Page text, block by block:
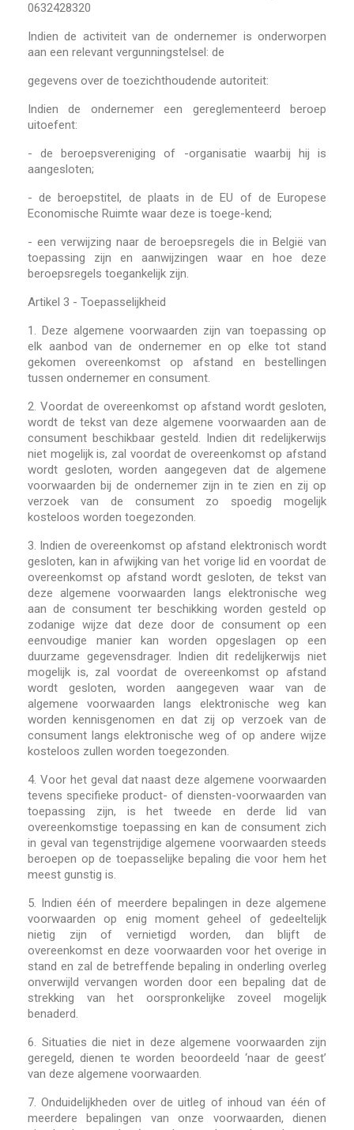
0632428320
Indien de activiteit van de ondernemer is onderworpen
aan een relevant vergunningstelsel: de
gegevens over de toezichthoudende autoriteit:
Indien de ondernemer een gereglementeerd beroep
uitoefent:
-
de beroepsvereniging of -organisatie waarbij hij is
aangesloten;
- de beroepstitel, de plaats in de EU of de Europese
Economische Ruimte waar deze is toege-kend;
- een verwijzing naar de beroepsregels die in België van
toepassing zijn en aanwijzingen waar en hoe deze
beroepsregels toegankelijk zijn.
Artikel 3 - Toepasselijkheid
1. Deze algemene voorwaarden zijn van toepassing op
elk aanbod van de ondernemer en op elke tot stand
gekomen overeenkomst op afstand en bestellingen
tussen ondernemer en consument.
2. Voordat de overeenkomst op afstand wordt gesloten,
wordt de tekst van deze algemene voorwaarden aan de
consument beschikbaar gesteld. Indien dit redelijkerwijs
niet mogelijk is, zal voordat de overeenkomst op afstand
wordt gesloten, worden aangegeven dat de algemene
voorwaarden bij de ondernemer zijn in te zien en zij op
verzoek van de consument zo spoedig mogelijk
kosteloos worden toegezonden.
3. Indien de overeenkomst op afstand elektronisch wordt
gesloten, kan in afwijking van het vorige lid en voordat de
overeenkomst op afstand wordt gesloten, de tekst van
deze algemene voorwaarden langs elektronische weg
aan de consument ter beschikking worden gesteld op
zodanige wijze dat deze door de consument op een
eenvoudige manier kan worden opgeslagen op een
duurzame gegevensdrager. Indien dit redelijkerwijs niet
mogelijk is, zal voordat de overeenkomst op afstand
wordt gesloten, worden aangegeven waar van de
algemene voorwaarden langs elektronische weg kan
worden kennisgenomen en dat zij op verzoek van de
consument langs elektronische weg of op andere wijze
kosteloos zullen worden toegezonden.
4. Voor het geval dat naast deze algemene voorwaarden
tevens specifieke product- of diensten-voorwaarden van
toepassing zijn, is het tweede en derde lid van
overeenkomstige toepassing en kan de consument zich
in geval van tegenstrijdige algemene voorwaarden steeds
beroepen op de toepasselijke bepaling die voor hem het
meest gunstig is.
5. Indien één of meerdere bepalingen in deze algemene
voorwaarden op enig moment geheel of gedeeltelijk
nietig zijn of vernietigd worden, dan blijft de
overeenkomst en deze voorwaarden voor het overige in
stand en zal de betreffende bepaling in onderling overleg
onverwijld vervangen worden door een bepaling dat de
strekking van het oorspronkelijke zoveel mogelijk
benaderd.
6. Situaties die niet in deze algemene voorwaarden zijn
geregeld, dienen te worden beoordeeld ‘naar de geest’
van deze algemene voorwaarden.
7. Onduidelijkheden over de uitleg of inhoud van één of
meerdere bepalingen van onze voorwaarden, dienen